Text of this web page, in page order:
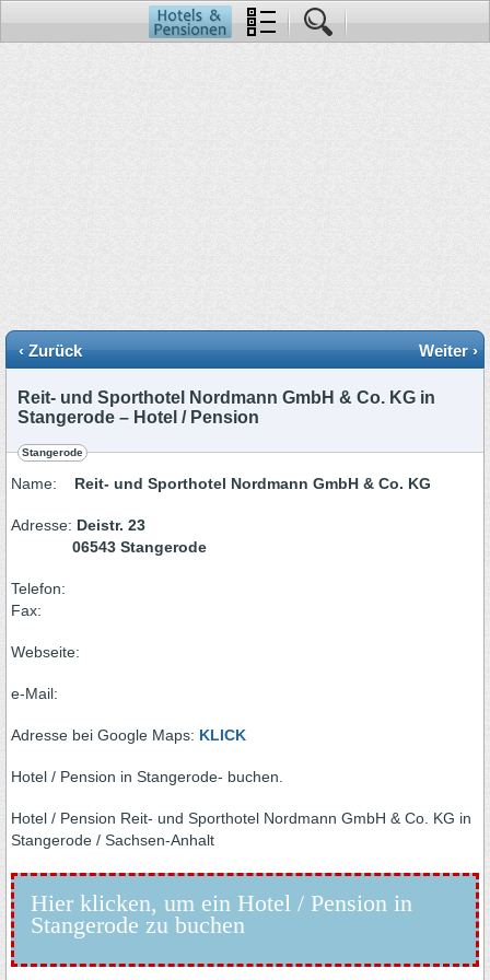
‹ Zurück Weiter ›
Reit- und Sporthotel Nordmann GmbH & Co. KG in
Stangerode – Hotel / Pension
Stangerode
Name: Reit- und Sporthotel Nordmann GmbH & Co. KG
Adresse: Deistr. 23
06543 Stangerode
Telefon:
Fax:
Webseite:
e-Mail:
Adresse bei Google Maps: KLICK
Hotel / Pension in Stangerode- buchen.
Hotel / Pension Reit- und Sporthotel Nordmann GmbH & Co. KG in
Stangerode / Sachsen-Anhalt
Hier klicken, um ein Hotel / Pension in
Stangerode zu buchen